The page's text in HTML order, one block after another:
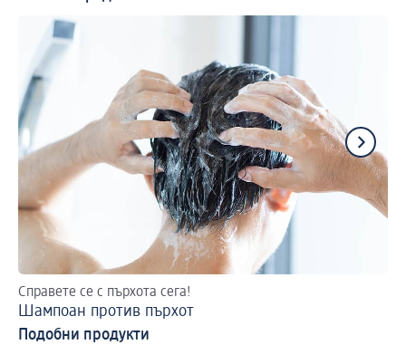
Справете се с пърхота сега!
Шампоан против пърхот
Подобни продукти